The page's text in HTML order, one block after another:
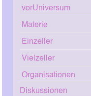
vorUniversum
Materie
Einzeller
Vielzeller
Organisationen
Diskussionen